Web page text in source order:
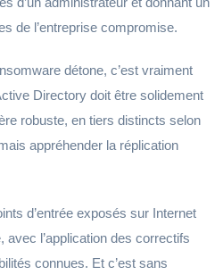
de l’entreprise compromise.
détone, c’est vraiment
Directory doit être solidement
robuste, en tiers distincts selon
appréhender la réplication
d’entrée exposés sur Internet
l’application des correctifs
connues. Et c’est sans